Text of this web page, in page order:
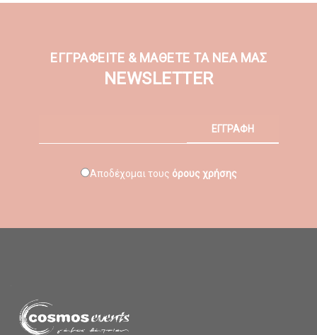
ΕΓΓΡΑΦΕΙΤΕ & ΜΑΘΕΤΕ ΤΑ ΝΕΑ ΜΑΣ
NEWSLETTER
ΕΓΓΡΑΦΗ
Αποδέχομαι τους όρους χρήσης